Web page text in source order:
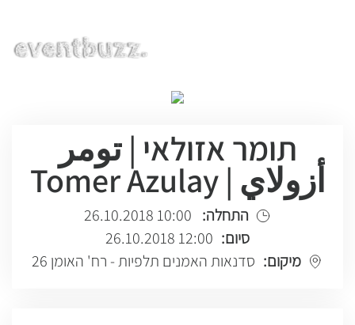
תומר אזולאי | تومر
أزولاي | Tomer Azulay
התחלה: 10:00 26.10.2018
סיום: 12:00 26.10.2018
מיקום: סדנאות האמנים תלפיות - רח' האומן 26